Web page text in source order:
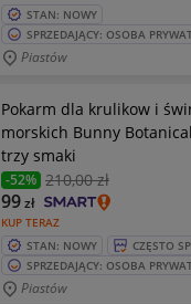
STAN: NOWY
SPRZEDAJĄCY: OSOBA
Piastów
Pokarm dla krulikow i
morskich Bunny
trzy smaki
-52% 210,00 zł
KUP TERAZ
99zł
STAN: NOWY
CZĘSTO
SPRZEDAJĄCY: OSOBA
Piastów